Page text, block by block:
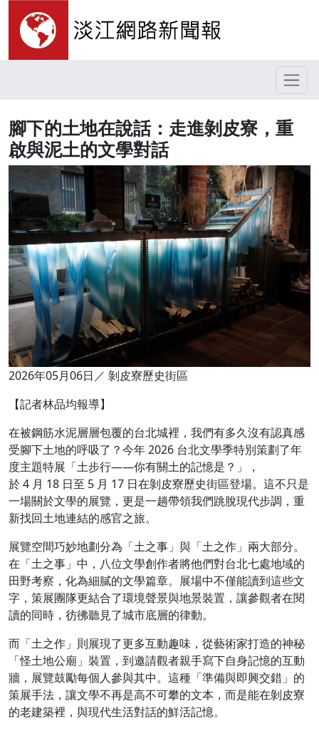
腳下的土地在說話：走進剝皮寮，重
啟與泥土的文學對話
2026年05月06日／ 剝皮寮歷史街區
【記者林品均報導】
在被鋼筋水泥層層包覆的台北城裡，我們有多久沒有認真感
受腳下土地的呼吸了？今年 2026 台北文學季特別策劃了年
度主題特展「土步行——你有關土的記憶是？」，
於 4 月 18 日至 5 月 17 日在剝皮寮歷史街區登場。這不只是
一場關於文學的展覽，更是一趟帶領我們跳脫現代步調，重
新找回土地連結的感官之旅。
展覽空間巧妙地劃分為「土之事」與「土之作」兩大部分。
在「土之事」中，八位文學創作者將他們對台北七處地域的
田野考察，化為細膩的文學篇章。展場中不僅能讀到這些文
字，策展團隊更結合了環境聲景與地景裝置，讓參觀者在閱
讀的同時，彷彿聽見了城市底層的律動。
而「土之作」則展現了更多互動趣味，從藝術家打造的神秘
「怪土地公廟」裝置，到邀請觀者親手寫下自身記憶的互動
牆，展覽鼓勵每個人參與其中。這種「準備與即興交錯」的
策展手法，讓文學不再是高不可攀的文本，而是能在剝皮寮
的老建築裡，與現代生活對話的鮮活記憶。